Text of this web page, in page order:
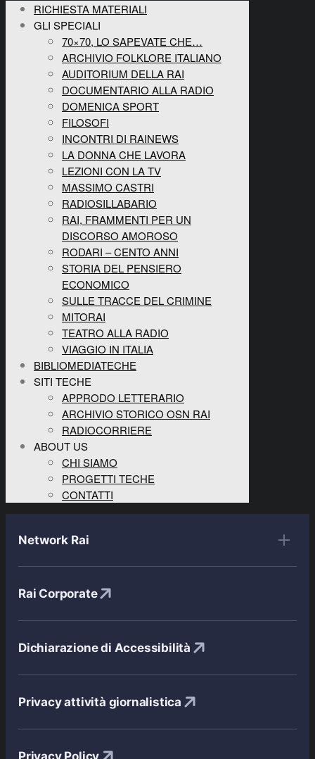
RICHIESTA MATERIALI
GLI SPECIALI
70×70, LO SAPEVATE CHE…
ARCHIVIO FOLKLORE ITALIANO
AUDITORIUM DELLA RAI
DOCUMENTARIO ALLA RADIO
DOMENICA SPORT
FILOSOFI
INCONTRI DI RAINEWS
LA DONNA CHE LAVORA
LEZIONI CON LA TV
MASSIMO CASTRI
RADIOSILLABARIO
RAI, FRAMMENTI PER UN
DISCORSO AMOROSO
RODARI – CENTO ANNI
STORIA DEL PENSIERO
ECONOMICO
SULLE TRACCE DEL CRIMINE
MITORAI
TEATRO ALLA RADIO
VIAGGIO IN ITALIA
BIBLIOMEDIATECHE
SITI TECHE
APPRODO LETTERARIO
ARCHIVIO STORICO OSN RAI
RADIOCORRIERE
ABOUT US
CHI SIAMO
PROGETTI TECHE
CONTATTI